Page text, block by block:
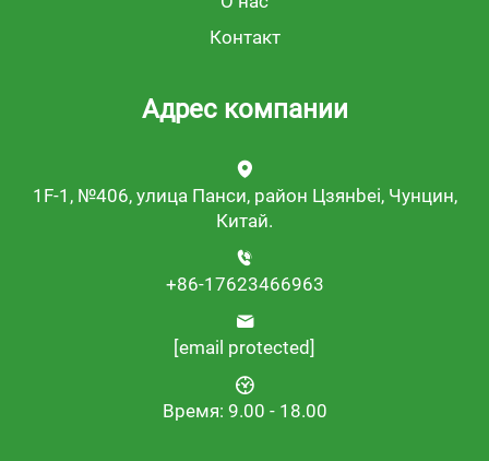
Контакт
Адрес компании
1F-1, №406, улица Панси, район Цзянbei, Чунцин,
Китай.
+86-17623466963
[email protected]
Время: 9.00 - 18.00